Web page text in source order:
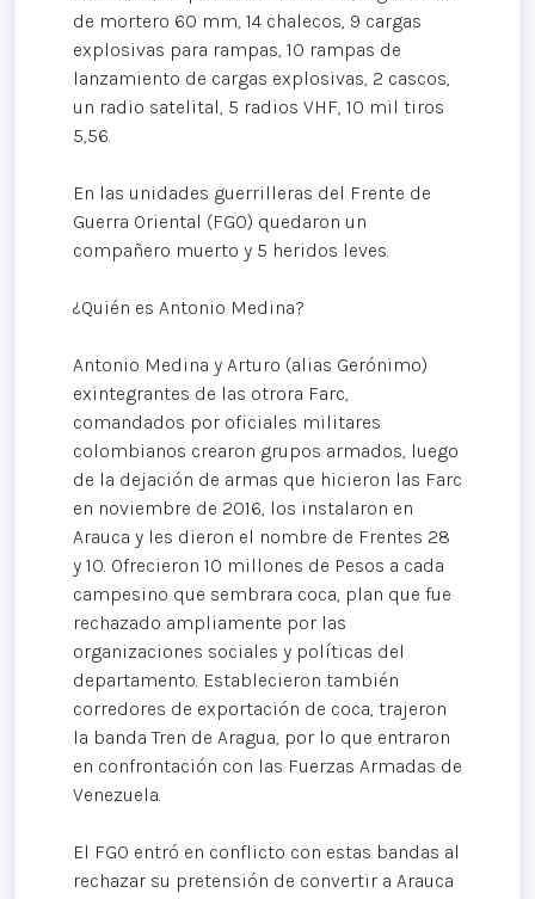
de mortero 60 mm, 14 chalecos, 9 cargas
explosivas para rampas, 10 rampas de
lanzamiento de cargas explosivas, 2 cascos,
un radio satelital, 5 radios VHF, 10 mil tiros
5,56.
En las unidades guerrilleras del Frente de
Guerra Oriental (FGO) quedaron un
compañero muerto y 5 heridos leves.
¿Quién es Antonio Medina?
Antonio Medina y Arturo (alias Gerónimo)
exintegrantes de las otrora Farc,
comandados por oficiales militares
colombianos crearon grupos armados, luego
de la dejación de armas que hicieron las Farc
en noviembre de 2016, los instalaron en
Arauca y les dieron el nombre de Frentes 28
y 10. Ofrecieron 10 millones de Pesos a cada
campesino que sembrara coca, plan que fue
rechazado ampliamente por las
organizaciones sociales y políticas del
departamento. Establecieron también
corredores de exportación de coca, trajeron
la banda Tren de Aragua, por lo que entraron
en confrontación con las Fuerzas Armadas de
Venezuela.
El FGO entró en conflicto con estas bandas al
rechazar su pretensión de convertir a Arauca